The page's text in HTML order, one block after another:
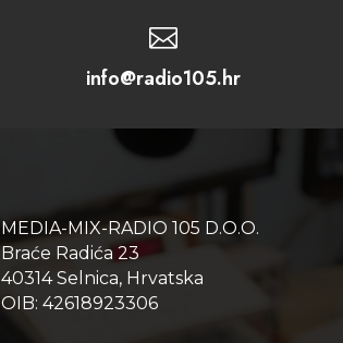

info@radio105.hr
MEDIA-MIX-RADIO 105 D.O.O.
Braće Radića 23
40314 Selnica, Hrvatska
OIB: 42618923306